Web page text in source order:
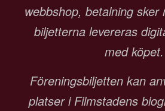
webbshop, betalning sker
biljetterna levereras
med köpet.
Föreningsbiljetten kan
platser i Filmstadens